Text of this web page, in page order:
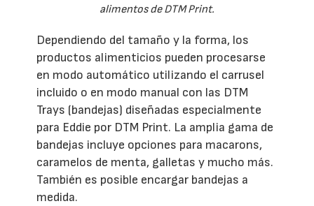
alimentos de DTM Print.
Dependiendo del tamaño y la forma, los
productos alimenticios pueden procesarse
en modo automático utilizando el carrusel
incluido o en modo manual con las DTM
Trays (bandejas) diseñadas especialmente
para Eddie por DTM Print. La amplia gama de
bandejas incluye opciones para macarons,
caramelos de menta, galletas y mucho más.
También es posible encargar bandejas a
medida.